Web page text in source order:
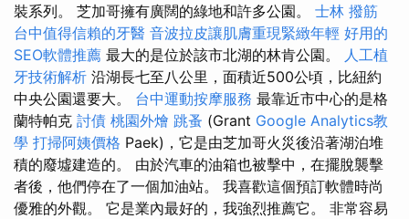
裝系列。 芝加哥擁有廣闊的綠地和許多公園。 士林 撥筋
台中值得信賴的牙醫 音波拉皮讓肌膚重現緊緻年輕 好用的
SEO軟體推薦 最大的是位於該市北湖的林肯公園。 人工植
牙技術解析 沿湖長七至八公里，面積近500公頃，比紐約
中央公園還要大。 台中運動按摩服務 最靠近市中心的是格
蘭特帕克 討債 桃園外燴 跳蚤 (Grant Google Analytics教
學 打掃阿姨價格 Paek)，它是由芝加哥火災後沿著湖泊堆
積的廢墟建造的。 由於汽車的油箱也被擊中，在擺脫襲擊
者後，他們停在了一個加油站。 我喜歡這個預訂軟體時尚
優雅的外觀。 它是業內最好的，我強烈推薦它。 非常容易